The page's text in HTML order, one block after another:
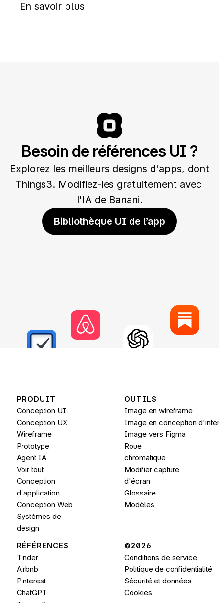
En savoir plus
Besoin de références UI ?
Explorez les meilleurs designs d'apps, dont
Things3. Modifiez-les gratuitement avec
l'IA de Banani.
Bibliothèque UI de l’app
PRODUIT
Conception UI
Conception UX
Wireframe
Conception
d'application
Conception Web
Systèmes de
design
Prototype
Agent IA
Voir tout
OUTILS
Image en wireframe
Image en conception
Image vers Figma
Roue
chromatique
Modifier capture
d'écran
Glossaire
Modèles
RÉFÉRENCES
Tinder
Airbnb
Pinterest
ChatGPT
©2026
Conditions de service
Politique de confidentialité
Sécurité et données
Cookies